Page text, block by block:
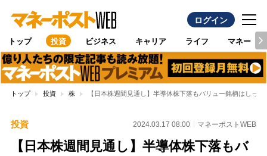
ログイン
トップ 投資 ビジネス キャリア ライフ マネー
トップ 投資 株 【日本株週間見通し】半導体株下落もバリュー銘柄はしっ
投資 2024.03.17 08:00 マネーポストWEB
【日本株週間見通し】半導体株下落もバ